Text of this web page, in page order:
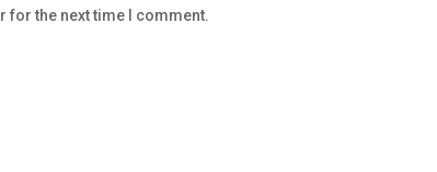
for the next time I comment.